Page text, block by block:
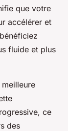
que votre
accélérer et
fluide et plus
ce
des